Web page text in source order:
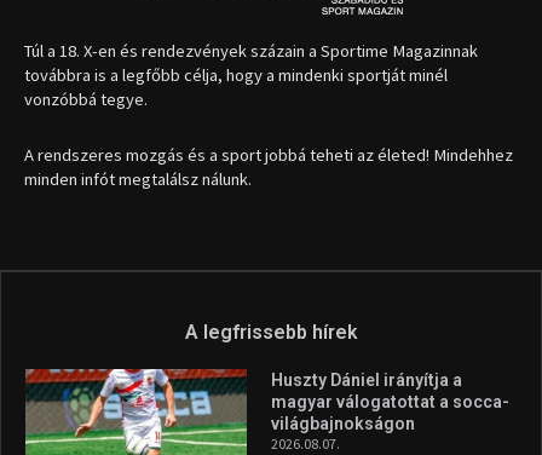
Túl a 18. X-en és rendezvények százain a Sportime Magazinnak
továbbra is a legfőbb célja, hogy a mindenki sportját minél
vonzóbbá tegye.
A rendszeres mozgás és a sport jobbá teheti az életed! Mindehhez
minden infót megtalálsz nálunk.
A legfrissebb hírek
Huszty Dániel irányítja a
magyar válogatottat a socca-
világbajnokságon
2026.08.07.